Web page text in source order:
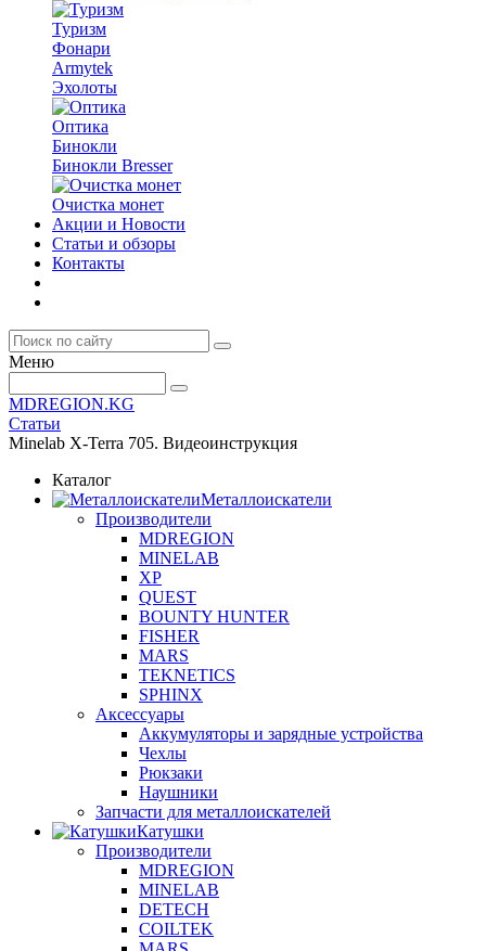
Туризм
Фонари
Armytek
Эхолоты
Оптика
Бинокли
Бинокли Bresser
Очистка монет
Акции и Новости
Статьи и обзоры
Контакты
Меню
MDREGION.KG
Статьи
Minelab X-Terra 705. Видеоинструкция
Каталог
Металлоискатели
Производители
MDREGION
MINELAB
XP
QUEST
BOUNTY HUNTER
FISHER
MARS
TEKNETICS
SPHINX
Аксессуары
Аккумуляторы и зарядные устройства
Чехлы
Рюкзаки
Наушники
Запчасти для металлоискателей
Катушки
Производители
MDREGION
MINELAB
DETECH
COILTEK